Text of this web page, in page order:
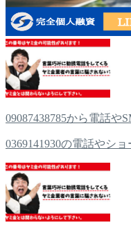
09087438785から電話や
0369141930の電話やシ